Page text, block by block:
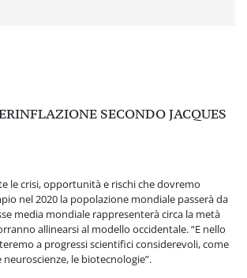
SECONDO JACQUES
le crisi, opportunità e rischi che dovremo
nel 2020 la popolazione mondiale passerà da
media mondiale rappresenterà circa la metà
allinearsi al modello occidentale. “E nello
a progressi scientifici considerevoli, come
le biotecnologie”.